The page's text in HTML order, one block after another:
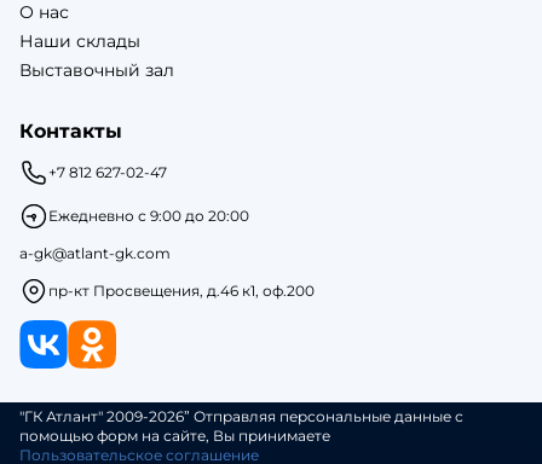
О нас
Наши склады
Выставочный зал
Контакты
+7 812 627-02-47
Ежедневно с 9:00 до 20:00
a-gk@atlant-gk.com
пр-кт Просвещения, д.46 к1, оф.200
"ГК Атлант" 2009-2026” Отправляя персональные данные с
помощью форм на сайте, Вы принимаете
Пользовательское соглашение